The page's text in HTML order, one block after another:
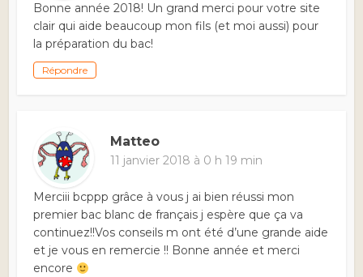
Bonne année 2018! Un grand merci pour votre site
clair qui aide beaucoup mon fils (et moi aussi) pour
la préparation du bac!
Répondre
Matteo
11 janvier 2018 à 0 h 19 min
Merciii bcppp grâce à vous j ai bien réussi mon
premier bac blanc de français j espère que ça va
continuez!!Vos conseils m ont été d’une grande aide
et je vous en remercie !! Bonne année et merci
encore